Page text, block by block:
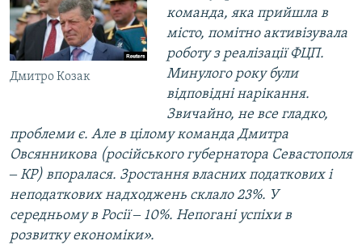
Дмитро Козак
команда, яка прийшла в
місто, помітно активізувала
роботу з реалізації ФЦП.
Минулого року були
відповідні нарікання.
Звичайно, не все гладко,
проблеми є. Але в цілому команда Дмитра
Овсянникова (російського губернатора Севастополя
‒ КР) впоралася. Зростання власних податкових і
неподаткових надходжень склало 23%. У
середньому в Росії ‒ 10%. Непогані успіхи в
розвитку економіки».